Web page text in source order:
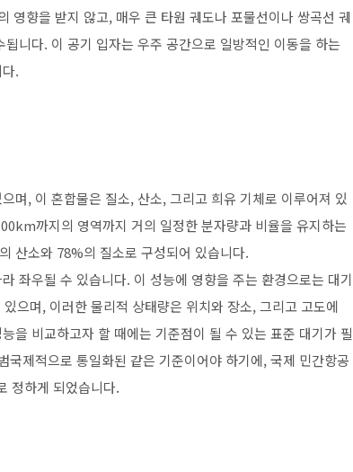
영향을 받지 않고, 매우 큰 타원 궤도나 포물선이나 쌍곡선 궤
니다. 이 공기 입자는 우주 공간으로 일방적인 이동을 하는
.
며, 이 혼합물은 질소, 산소, 그리고 희유 기체로 이루어져 있
까지의 영역까지 거의 일정한 분자량과 비율을 유지하는
산소와 78%의 질소로 구성되어 있습니다.
좌우될 수 있습니다. 이 성능에 영향을 주는 환경으로는 대기
으며, 이러한 물리적 상태량은 위치와 장소, 그리고 고도에
을 비교하고자 할 때에는 기준점이 될 수 있는 표준 대기가 필
제적으로 통일화된 같은 기준이어야 하기에, 국제 민간항공
정하게 되었습니다.